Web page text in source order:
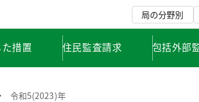
局の分野別
措置 住民監査請求 包括外部
令和5(2023)年